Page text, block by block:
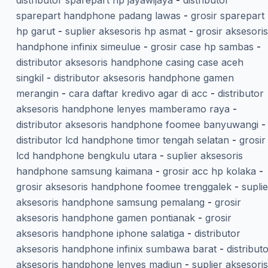
sparepart handphone padang lawas - grosir sparepart
hp garut- suplier aksesoris hp asmat- grosir aksesoris
handphone infinix simeulue - grosir case hp sambas -
distributor aksesoris handphone casing case aceh
singkil - distributor aksesoris handphone gamen
merangin - cara daftar kredivo agar di acc - distributor
aksesoris handphone lenyes mamberamo raya -
distributor aksesoris handphone foomee banyuwangi -
distributor lcd handphone timor tengah selatan - grosir
lcd handphone bengkulu utara - suplier aksesoris
handphone samsung kaimana - grosir acc hp kolaka -
grosir aksesoris handphone foomee trenggalek-
aksesoris handphone samsung pemalang - grosir
aksesoris handphone gamen pontianak- grosir
aksesoris handphone iphone salatiga - distributor
aksesoris handphone infinix sumbawa barat-
aksesoris handphone lenyes madiun - suplier aksesoris